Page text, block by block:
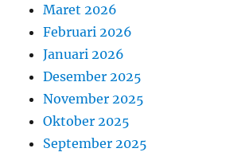
Maret 2026
Februari 2026
Januari 2026
Desember 2025
November 2025
Oktober 2025
September 2025